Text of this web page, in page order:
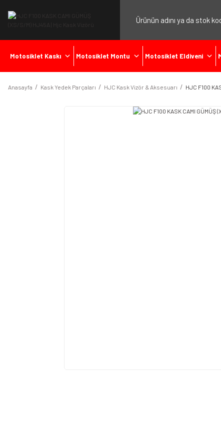
Motosiklet Kaskı Motosiklet Montu Motosiklet Eldiveni
Anasayfa Kask Yedek Parçaları HJC Kask Vizör & Aksesuarı HJC F100